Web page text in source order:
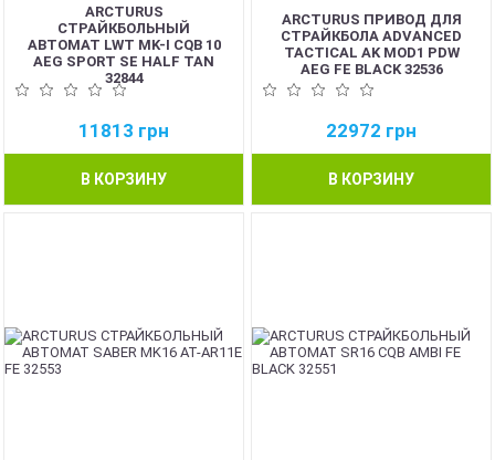
ARCTURUS
СТРАЙКБОЛЬНЫЙ
АВТОМАТ LWT MK-I CQB 10
AEG SPORT SE HALF TAN
32844
11813 грн
В КОРЗИНУ
ARCTURUS ПРИВОД ДЛЯ
СТРАЙКБОЛА ADVANCED
TACTICAL AK MOD1 PDW
AEG FE BLACK 32536
22972 грн
В КОРЗИНУ